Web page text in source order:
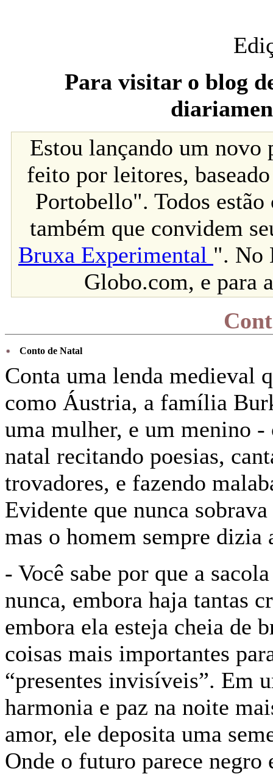
Para visitar o blog
Estou lançando um
feito por leitores,
Portobello". Todos
também que convidem
Bruxa Experimental ". No
Globo.com, e para
Conto de Natal
Conta uma lenda medieval
como Áustria, a família
uma mulher, e um menino
natal recitando poesias,
trovadores, e fazendo
Evidente que nunca
mas o homem sempre dizia
- Você sabe por que a
nunca, embora haja tantas
embora ela esteja cheia de
coisas mais importantes
“presentes invisíveis”. Em
harmonia e paz na noite
amor, ele deposita uma
Onde o futuro parece negro